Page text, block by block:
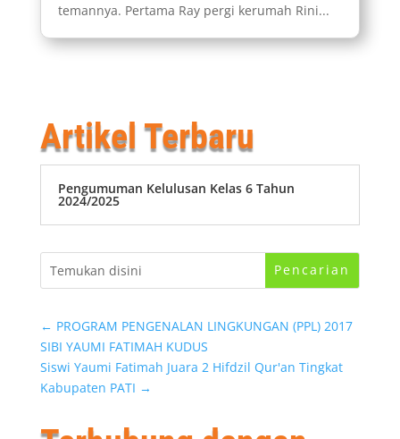
temannya. Pertama Ray pergi kerumah Rini...
Artikel Terbaru
Pengumuman Kelulusan Kelas 6 Tahun
2024/2025
← PROGRAM PENGENALAN LINGKUNGAN (PPL) 2017
SIBI YAUMI FATIMAH KUDUS
Siswi Yaumi Fatimah Juara 2 Hifdzil Qur'an Tingkat
Kabupaten PATI →